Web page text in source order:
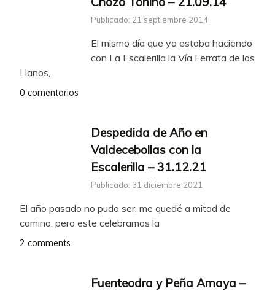
Publicado: 21 septiembre 2014
El mismo día que yo estaba haciendo
con La Escalerilla la Vía Ferrata de los
Llanos,
0 comentarios
Despedida de Año en
Valdecebollas con la
Escalerilla – 31.12.21
Publicado: 31 diciembre 2021
El año pasado no pudo ser, me quedé a mitad de
camino, pero este celebramos la
2 comments
Fuenteodra y Peña Amaya –